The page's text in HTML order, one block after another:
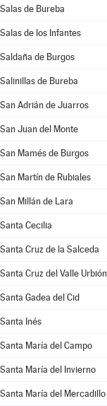
Salas de Bureba
Salas de los Infantes
Saldaña de Burgos
Salinillas de Bureba
San Adrián de Juarros
San Juan del Monte
San Mamés de Burgos
San Martín de Rubiales
San Millán de Lara
Santa Cecilia
Santa Cruz de la Salceda
Santa Cruz del Valle Urbión
Santa Gadea del Cid
Santa Inés
Santa María del Campo
Santa María del Invierno
Santa María del Mercadillo